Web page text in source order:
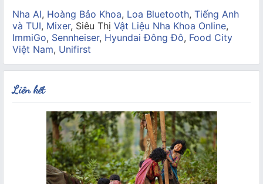
Nha AI, Hoàng Bảo Khoa, Loa Bluetooth, Tiếng Anh
và TUI, Mixer, Siêu Thị Vật Liệu Nha Khoa Online,
ImmiGo, Sennheiser, Hyundai Đông Đô, Food City
Việt Nam, Unifirst
Liên kết